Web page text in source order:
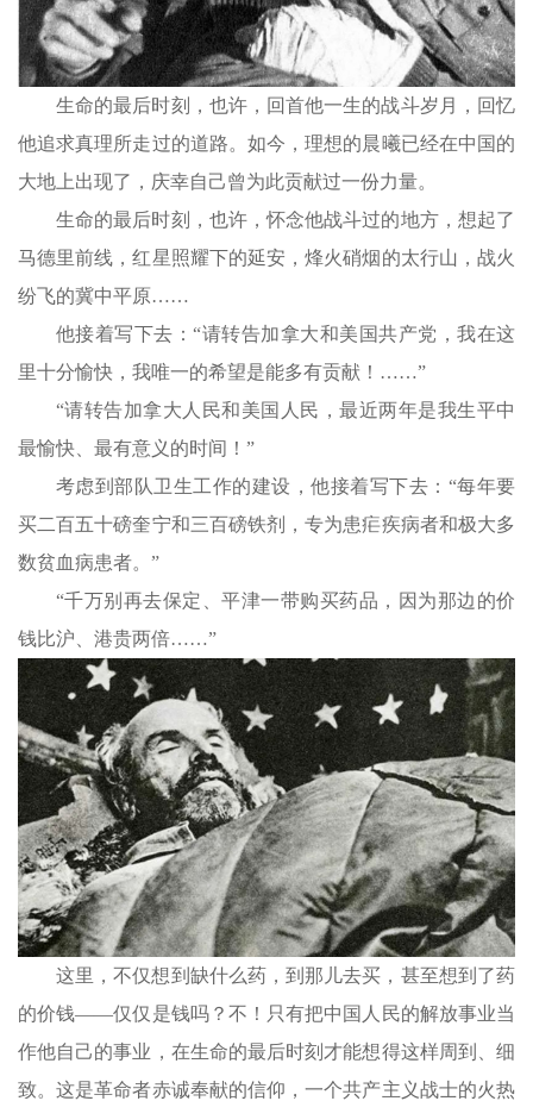
生命的最后时刻，也许，回首他一生的战斗岁月，回忆
他追求真理所走过的道路。如今，理想的晨曦已经在中国的
大地上出现了，庆幸自己曾为此贡献过一份力量。
生命的最后时刻，也许，怀念他战斗过的地方，想起了
马德里前线，红星照耀下的延安，烽火硝烟的太行山，战火
纷飞的冀中平原……
他接着写下去：“请转告加拿大和美国共产党，我在这
里十分愉快，我唯一的希望是能多有贡献！……”
“请转告加拿大人民和美国人民，最近两年是我生平中
最愉快、最有意义的时间！”
考虑到部队卫生工作的建设，他接着写下去：“每年要
买二百五十磅奎宁和三百磅铁剂，专为患疟疾病者和极大多
数贫血病患者。”
“千万别再去保定、平津一带购买药品，因为那边的价
钱比沪、港贵两倍……”
这里，不仅想到缺什么药，到那儿去买，甚至想到了药
的价钱——仅仅是钱吗？不！只有把中国人民的解放事业当
作他自己的事业，在生命的最后时刻才能想得这样周到、细
致。这是革命者赤诚奉献的信仰，一个共产主义战士的火热